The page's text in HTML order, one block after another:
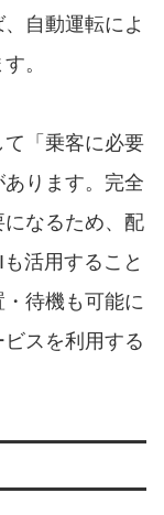
自動運転によ
。
「乗客に必要
ります。完全
なるため、配
活用すること
待機も可能に
スを利用する